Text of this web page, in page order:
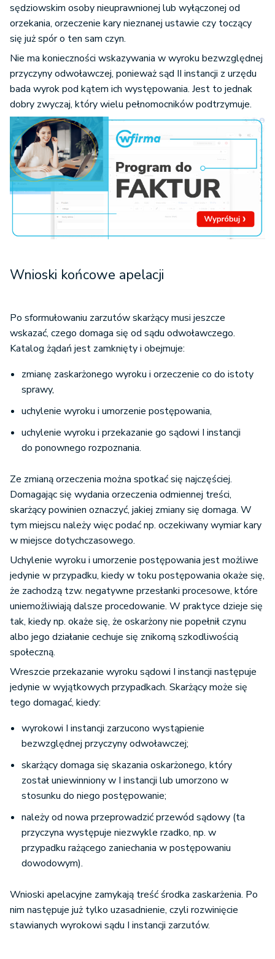
sędziowskim osoby nieuprawnionej lub wyłączonej od
orzekania, orzeczenie kary nieznanej ustawie czy toczący
się już spór o ten sam czyn.
Nie ma konieczności wskazywania w wyroku bezwzględnej
przyczyny odwoławczej, ponieważ sąd II instancji z urzędu
bada wyrok pod kątem ich występowania. Jest to jednak
dobry zwyczaj, który wielu pełnomocników podtrzymuje.
Wnioski końcowe apelacji
Po sformułowaniu zarzutów skarżący musi jeszcze
wskazać, czego domaga się od sądu odwoławczego.
Katalog żądań jest zamknięty i obejmuje:
zmianę zaskarżonego wyroku i orzeczenie co do istoty
sprawy,
uchylenie wyroku i umorzenie postępowania,
uchylenie wyroku i przekazanie go sądowi I instancji
do ponownego rozpoznania.
Ze zmianą orzeczenia można spotkać się najczęściej.
Domagając się wydania orzeczenia odmiennej treści,
skarżący powinien oznaczyć, jakiej zmiany się domaga. W
tym miejscu należy więc podać np. oczekiwany wymiar kary
w miejsce dotychczasowego.
Uchylenie wyroku i umorzenie postępowania jest możliwe
jedynie w przypadku, kiedy w toku postępowania okaże się,
że zachodzą tzw. negatywne przesłanki procesowe, które
uniemożliwiają dalsze procedowanie. W praktyce dzieje się
tak, kiedy np. okaże się, że oskarżony nie popełnił czynu
albo jego działanie cechuje się znikomą szkodliwością
społeczną.
Wreszcie przekazanie wyroku sądowi I instancji następuje
jedynie w wyjątkowych przypadkach. Skarżący może się
tego domagać, kiedy:
wyrokowi I instancji zarzucono wystąpienie
bezwzględnej przyczyny odwoławczej;
skarżący domaga się skazania oskarżonego, który
został uniewinniony w I instancji lub umorzono w
stosunku do niego postępowanie;
należy od nowa przeprowadzić przewód sądowy (ta
przyczyna występuje niezwykle rzadko, np. w
przypadku rażącego zaniechania w postępowaniu
dowodowym).
Wnioski apelacyjne zamykają treść środka zaskarżenia. Po
nim następuje już tylko uzasadnienie, czyli rozwinięcie
stawianych wyrokowi sądu I instancji zarzutów.